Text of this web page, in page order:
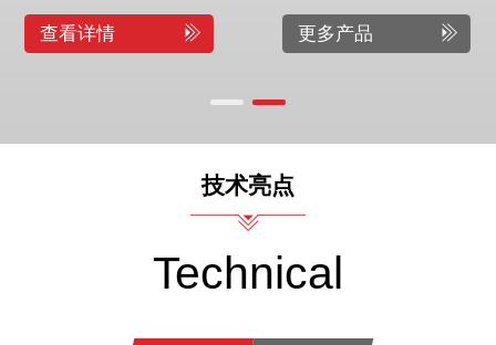
查看详情 更多产品
技术亮点
Technical